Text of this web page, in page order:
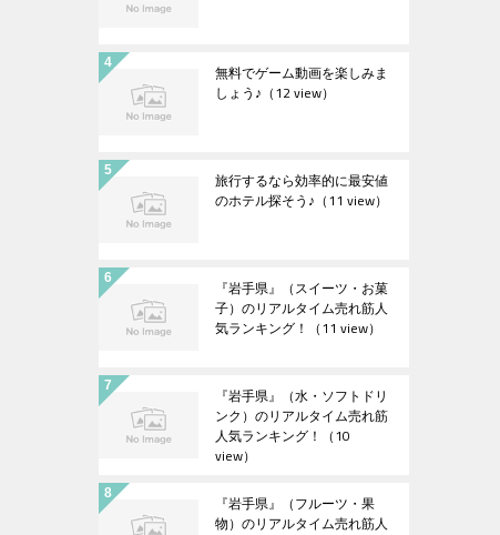
無料でゲーム動画を楽しみま
しょう♪ （12 view）
旅行するなら効率的に最安値
のホテル探そう♪ （11 view）
『岩手県』（スイーツ・お菓
子）のリアルタイム売れ筋人
気ランキング！ （11 view）
『岩手県』（水・ソフトドリ
ンク）のリアルタイム売れ筋
人気ランキング！ （10
view）
『岩手県』（フルーツ・果
物）のリアルタイム売れ筋人